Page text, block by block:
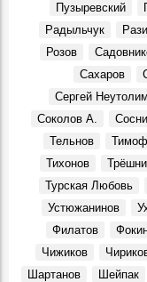
Пузыревский
Радыльчук
Розов
Сахаров
Сергей
Соколов А.
Тельнов
Тихонов
Турская Любовь
Устюжанинов
Филатов
Чижиков
Шартанов
Шейпак